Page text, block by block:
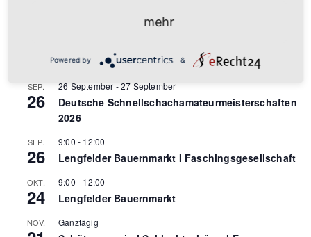
Lengfelder Bauernmarkt
Lengfelder Zwiebelkirchweih
SEP.
26
26 September -27 September
Deutsche Schnellschachamateurmeisterschaften
2026
SEP.
26
9:00 - 12:00
Lengfelder Bauernmarkt I Faschingsgesellschaft
OKT.
24
9:00 - 12:00
Lengfelder Bauernmarkt
NOV. Ganztägig
mehr
Powered by &